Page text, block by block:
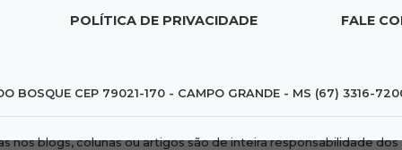
POLÍTICA DE PRIVACIDADE FALE
BOSQUE CEP 79021-170 - CAMPO GRANDE - MS (67) 3316-
nos blogs, colunas ou artigos são de inteira responsabilidade